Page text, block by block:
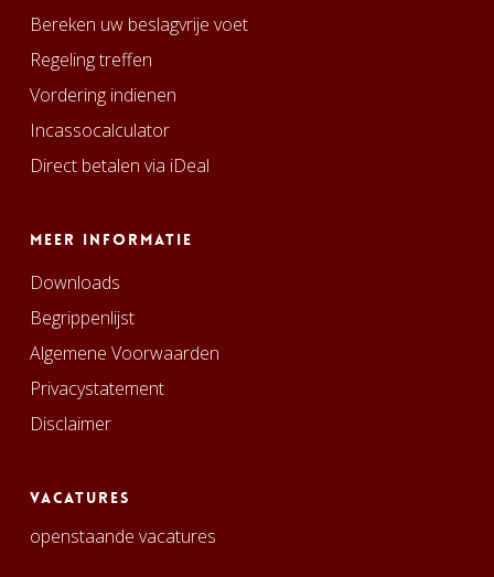
Bereken uw beslagvrije voet
Regeling treffen
Vordering indienen
Incassocalculator
Direct betalen via iDeal
Meer informatie
Downloads
Begrippenlijst
Algemene Voorwaarden
Privacystatement
Disclaimer
Vacatures
openstaande vacatures